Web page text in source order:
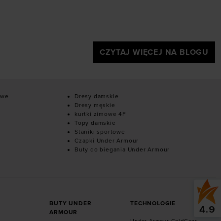
CZYTAJ WIĘCEJ NA BLOGU
Dresy damskie
Dresy męskie
kurtki zimowe 4F
Topy damskie
Staniki sportowe
Czapki Under Armour
Buty do biegania Under Armour
BUTY UNDER
ARMOUR
TECHNOLOGIE
4.9